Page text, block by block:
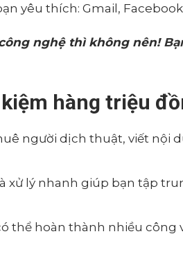
yêu thích: Gmail,
nghệ thì không nên!
hàng triệu
người dịch thuật, viết nội
xử lý nhanh giúp bạn tập
thể hoàn thành nhiều